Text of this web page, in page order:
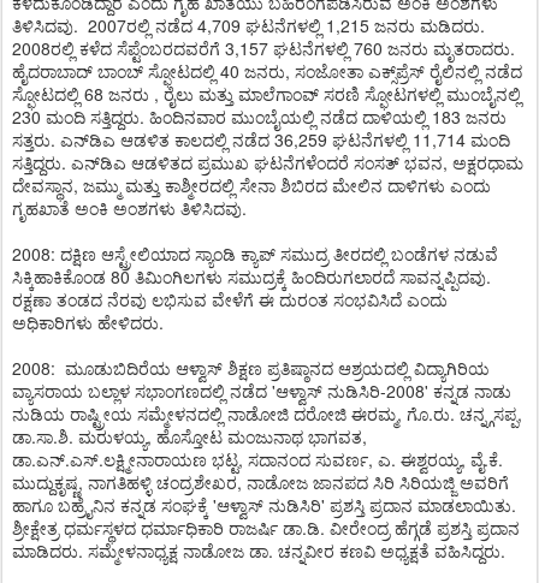
ತಿಳಿಸಿದವು. 2007ರಲ್ಲಿ ನಡೆದ 4,709 ಘಟನೆಗಳಲ್ಲಿ 1,215 ಜನರು ಮಡಿದರು.
2008ರಲ್ಲಿ ಕಳೆದ ಸೆಪ್ಟೆಂಬರದವರೆಗೆ 3,157 ಘಟನೆಗಳಲ್ಲಿ 760 ಜನರು ಮೃತರಾದರು.
ಹೈದರಾಬಾದ್ ಬಾಂಬ್ ಸ್ಫೋಟದಲ್ಲಿ 40 ಜನರು, ಸಂಜೋತಾ ಎಕ್ಸ್‌ಪ್ರೆಸ್ ರೈಲಿನಲ್ಲಿ ನಡೆದ
ಸ್ಫೋಟದಲ್ಲಿ 68 ಜನರು , ರೈಲು ಮತ್ತು ಮಾಲೆಗಾಂವ್ ಸರಣಿ ಸ್ಫೋಟಗಳಲ್ಲಿ ಮುಂಬೈನಲ್ಲಿ
230 ಮಂದಿ ಸತ್ತಿದ್ದರು. ಹಿಂದಿನವಾರ ಮುಂಬೈಯಲ್ಲಿ ನಡೆದ ದಾಳಿಯಲ್ಲಿ 183 ಜನರು
ಸತ್ತರು. ಎನ್‌ಡಿಎ ಆಡಳಿತ ಕಾಲದಲ್ಲಿ ನಡೆದ 36,259 ಘಟನೆಗಳಲ್ಲಿ 11,714 ಮಂದಿ
ಸತ್ತಿದ್ದರು. ಎನ್‌ಡಿಎ ಆಡಳಿತದ ಪ್ರಮುಖ ಘಟನೆಗಳೆಂದರೆ ಸಂಸತ್ ಭವನ, ಅಕ್ಷರಧಾಮ
ದೇವಸ್ಥಾನ, ಜಮ್ಮು ಮತ್ತು ಕಾಶ್ಮೀರದಲ್ಲಿ ಸೇನಾ ಶಿಬಿರದ ಮೇಲಿನ ದಾಳಿಗಳು ಎಂದು
ಗೃಹಖಾತೆ ಅಂಕಿ ಅಂಶಗಳು ತಿಳಿಸಿದವು.
2008: ದಕ್ಷಿಣ ಆಸ್ಟ್ರೇಲಿಯಾದ ಸ್ಯಾಂಡಿ ಕ್ಯಾಪ್ ಸಮುದ್ರ ತೀರದಲ್ಲಿ ಬಂಡೆಗಳ ನಡುವೆ
ಸಿಕ್ಕಿಹಾಕಿಕೊಂಡ 80 ತಿಮಿಂಗಿಲಗಳು ಸಮುದ್ರಕ್ಕೆ ಹಿಂದಿರುಗಲಾರದೆ ಸಾವನ್ನಪ್ಪಿದವು.
ರಕ್ಷಣಾ ತಂಡದ ನೆರವು ಲಭಿಸುವ ವೇಳೆಗೆ ಈ ದುರಂತ ಸಂಭವಿಸಿದೆ ಎಂದು
ಅಧಿಕಾರಿಗಳು ಹೇಳಿದರು.
2008: ಮೂಡುಬಿದಿರೆಯ ಆಳ್ವಾಸ್ ಶಿಕ್ಷಣ ಪ್ರತಿಷ್ಠಾನದ ಆಶ್ರಯದಲ್ಲಿ ವಿದ್ಯಾಗಿರಿಯ
ವ್ಯಾಸರಾಯ ಬಲ್ಲಾಳ ಸಭಾಂಗಣದಲ್ಲಿ ನಡೆದ 'ಆಳ್ವಾಸ್ ನುಡಿಸಿರಿ-2008' ಕನ್ನಡ ನಾಡು
ನುಡಿಯ ರಾಷ್ಟ್ರೀಯ ಸಮ್ಮೇಳನದಲ್ಲಿ ನಾಡೋಜಿ ದರೋಜಿ ಈರಮ್ಮ, ಗೊ.ರು. ಚನ್ನ್ಗಸಪ್ಪ,
ಡಾ.ಸಾ.ಶಿ. ಮರುಳಯ್ಯ, ಹೊಸ್ತೋಟ ಮಂಜುನಾಥ ಭಾಗವತ,
ಡಾ.ಎನ್.ಎಸ್.ಲಕ್ಷ್ಮೀನಾರಾಯಣ ಭಟ್ಟ, ಸದಾನಂದ ಸುವರ್ಣ, ಎ. ಈಶ್ವರಯ್ಯ, ವೈ.ಕೆ.
ಮುದ್ದುಕೃಷ್ಣ, ನಾಗತಿಹಳ್ಳಿ ಚಂದ್ರಶೇಖರ, ನಾಡೋಜ ಜಾನಪದ ಸಿರಿ ಸಿರಿಯಜ್ಜಿ ಅವರಿಗೆ
ಹಾಗೂ ಬಹ್ರೈನಿನ ಕನ್ನಡ ಸಂಘಕ್ಕೆ 'ಆಳ್ವಾಸ್ ನುಡಿಸಿರಿ' ಪ್ರಶಸ್ತಿ ಪ್ರದಾನ ಮಾಡಲಾಯಿತು.
ಶ್ರೀಕ್ಷೇತ್ರ ಧರ್ಮಸ್ಥಳದ ಧರ್ಮಾಧಿಕಾರಿ ರಾಜರ್ಷಿ ಡಾ.ಡಿ. ವೀರೇಂದ್ರ ಹೆಗ್ಗಡೆ ಪ್ರಶಸ್ತಿ ಪ್ರದಾನ
ಮಾಡಿದರು. ಸಮ್ಮೇಳನಾಧ್ಯಕ್ಷ ನಾಡೋಜ ಡಾ. ಚನ್ನವೀರ ಕಣವಿ ಅಧ್ಯಕ್ಷತೆ ವಹಿಸಿದ್ದರು.